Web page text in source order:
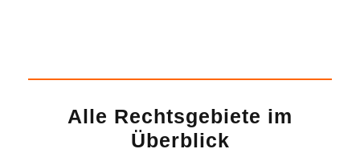
Alle Rechtsgebiete im
Überblick